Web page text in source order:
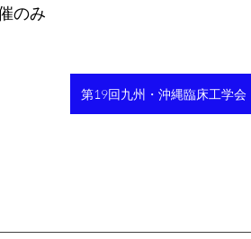
のみ
第19回九州・沖縄臨床工学会